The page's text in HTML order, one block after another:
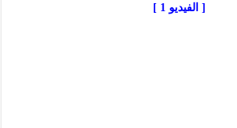
[ الفيديو 1 ]